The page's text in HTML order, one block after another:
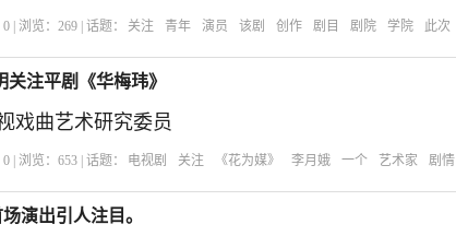
0 | 浏览： 269 | 话题： 关注 青年 演员 该剧 创作 剧目 剧院 学院 此次
注平剧《华梅玮》
戏曲艺术研究委员
0 | 浏览： 653 | 话题： 电视剧 关注 《花为媒》 李月娥 一个 艺术家 剧情
演出引人注目。